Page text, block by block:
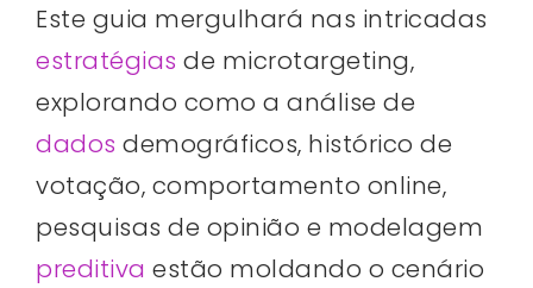
Este guia mergulhará nas intricadas
estratégias de microtargeting,
explorando como a análise de
dados demográficos, histórico de
votação, comportamento online,
pesquisas de opinião e modelagem
preditiva estão moldando o cenário